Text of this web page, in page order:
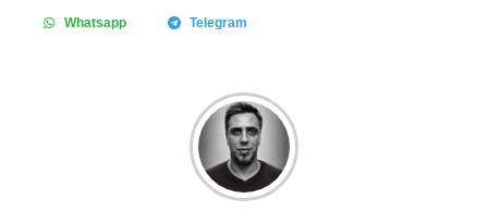
Whatsapp Telegram